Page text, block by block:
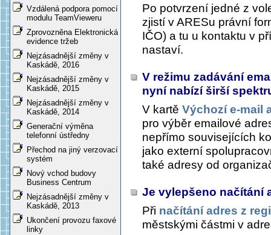
Vzdálená podpora pomocí
modulu TeamVieweru
Zprovozněna Elektronická
evidence tržeb
Nejzásadnější změny v
Kaskádě, 2016
Nejzásadnější změny v
Kaskádě, 2015
Nejzásadnější změny v
Kaskádě, 2014
Generační výměna
telefonní ústředny
Přechod na jiný verzovací
systém
Nový vchod budovy
Business Centrum
Nejzásadnější změny v
Kaskádě, 2013
Ukončení provozu faxové
linky
Po potvrzení jedné z
zjistí v ARESu právní
IČO) a tu u kontaktu v
nastaví.
V režimu zadávání
nyní nabízí širší
V kartě Výchozí e-mail
pro výběr emailové
nepřímo souvisejících
jako externí
také adresy od
Je vylepšeno načítání
Při načítání adres z
městskými částmi v